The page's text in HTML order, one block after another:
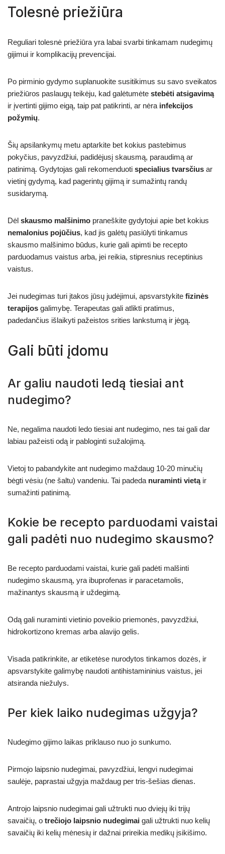
Tolesnė priežiūra
Reguliari tolesnė priežiūra yra labai svarbi tinkamam nudegimų
gijimui ir komplikacijų prevencijai.
Po pirminio gydymo suplanuokite susitikimus su savo sveikatos
priežiūros paslaugų teikėju, kad galėtumėte stebėti atsigavimą
ir įvertinti gijimo eigą, taip pat patikrinti, ar nėra infekcijos
požymių.
Šių apsilankymų metu aptarkite bet kokius pastebimus
pokyčius, pavyzdžiui, padidėjusį skausmą, paraudimą ar
patinimą. Gydytojas gali rekomenduoti specialius tvarsčius ar
vietinį gydymą, kad pagerintų gijimą ir sumažintų randų
susidarymą.
Dėl skausmo malšinimo praneškite gydytojui apie bet kokius
nemalonius pojūčius, kad jis galėtų pasiūlyti tinkamus
skausmo malšinimo būdus, kurie gali apimti be recepto
parduodamus vaistus arba, jei reikia, stipresnius receptinius
vaistus.
Jei nudegimas turi įtakos jūsų judėjimui, apsvarstykite fizinės
terapijos galimybę. Terapeutas gali atlikti pratimus,
padedančius išlaikyti pažeistos srities lankstumą ir jėgą.
Gali būti įdomu
Ar galiu naudoti ledą tiesiai ant
nudegimo?
Ne, negalima naudoti ledo tiesiai ant nudegimo, nes tai gali dar
labiau pažeisti odą ir pabloginti sužalojimą.
Vietoj to pabandykite ant nudegimo maždaug 10-20 minučių
bėgti vėsiu (ne šaltu) vandeniu. Tai padeda nuraminti vietąir
sumažinti patinimą.
Kokie be recepto parduodami vaistai
gali padėti nuo nudegimo skausmo?
Be recepto parduodami vaistai, kurie gali padėti malšinti
nudegimo skausmą, yra ibuprofenas ir paracetamolis,
mažinantys skausmą ir uždegimą.
Odą gali nuraminti vietinio poveikio priemonės, pavyzdžiui,
hidrokortizono kremas arba alavijo gelis.
Visada patikrinkite, ar etiketėse nurodytos tinkamos dozės, ir
apsvarstykite galimybę naudoti antihistamininius vaistus, jei
atsiranda niežulys.
Per kiek laiko nudegimas užgyja?
Nudegimo gijimo laikas priklauso nuo jo sunkumo.
Pirmojo laipsnio nudegimai, pavyzdžiui, lengvi nudegimai
saulėje, paprastai užgyja maždaug per tris-šešias dienas.
Antrojo laipsnio nudegimai gali užtrukti nuo dviejų iki trijų
savaičių, o trečiojo laipsnio nudegimai gali užtrukti nuo kelių
savaičių iki kelių mėnesių ir dažnai prireikia medikų įsikišimo.